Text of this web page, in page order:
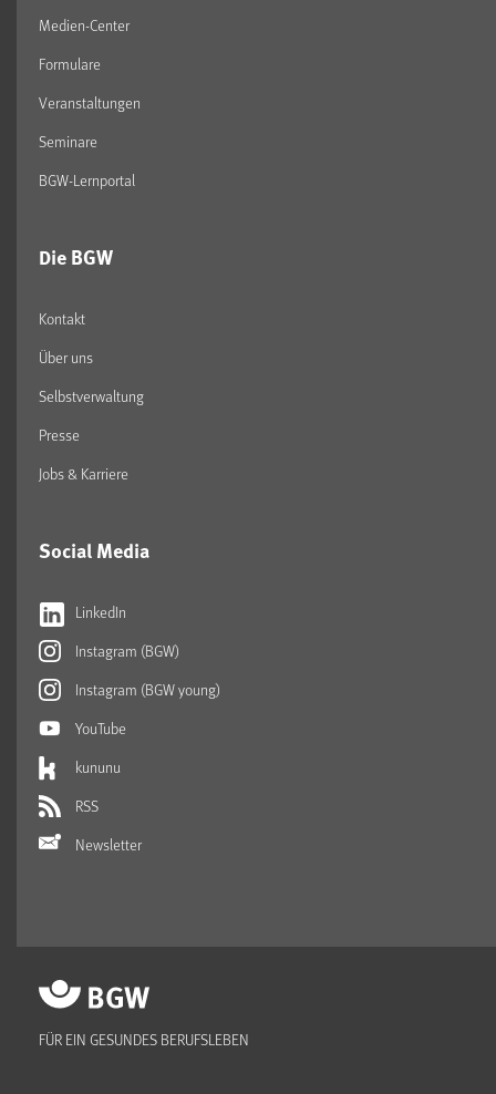
Medien-Center
Formulare
Veranstaltungen
Seminare
BGW-Lernportal
Die BGW
Kontakt
Über uns
Selbstverwaltung
Presse
Jobs & Karriere
Social Media
LinkedIn
Instagram (BGW)
Instagram (BGW young)
YouTube
kununu
RSS
Newsletter
FÜR EIN GESUNDES BERUFSLEBEN